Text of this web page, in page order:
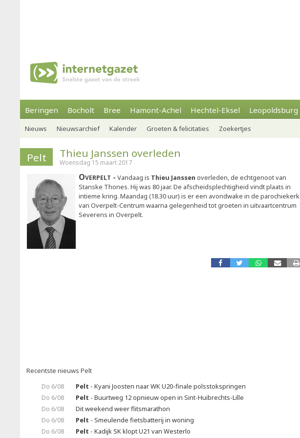
Beringen Bocholt Bree Hamont-Achel Hechtel-Eksel Leopoldsburg
Nieuws Nieuwsarchief Kalender Groeten & felicitaties Zoekertjes
Pelt Thieu Janssen overleden
Woensdag 15 maart 2017
Overpelt Vandaag is Thieu Janssen overleden, de echtgenoot van
Stanske Thones. Hij was 80 jaar. De afscheidsplechtigheid vindt plaats in
intieme kring. Maandag (18.30 uur) is er een avondwake in de parochiekerk
van Overpelt-Centrum waarna gelegenheid tot groeten in uitvaartcentrum
Severens in Overpelt.
Recentste nieuws Pelt
Do 6/08
Pelt - Kyani Joosten naar WK U20-finale polsstokspringen
Do 6/08
Pelt - Buurtweg 12 opnieuw open in Sint-Huibrechts-Lille
Do 6/08
Dit weekend weer flitsmarathon
Do 6/08
Pelt - Smeulende fietsbatterij in woning
Do 6/08
Pelt - Kadijk SK klopt U21 van Westerlo